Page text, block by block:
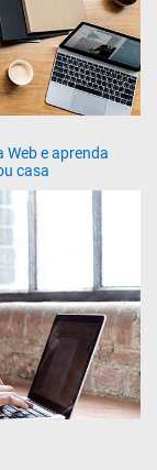
Web e aprenda
casa